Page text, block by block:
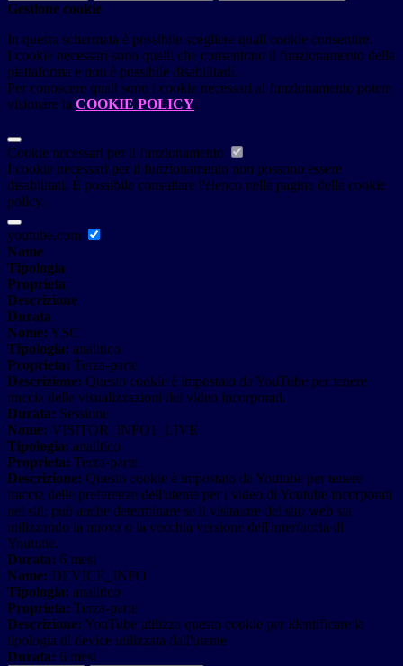
Gestione cookie
In questa schermata è possibile scegliere quali cookie consentire.
I cookie necessari sono quelli che consentono il funzionamento della
piattaforma e non è possibile disabilitarli.
Per conoscere quali sono i cookie necessari al funzionamento potete
visionare la COOKIE POLICY.
Cookie necessari per il funzionamento
I cookie necessari per il funzionamento non possono essere
disabilitati. È possibile consultare l'elenco nella pagina della cookie
policy.
youtube.com
Nome
Tipologia
Proprieta
Descrizione
Durata
Nome: YSC
Tipologia: analitico
Proprieta: Terza-parte
Descrizione: Questo cookie è impostato da YouTube per tenere
traccia delle visualizzazioni dei video incorporati.
Durata: Sessione
Nome: VISITOR_INFO1_LIVE
Tipologia: analitico
Proprieta: Terza-parte
Descrizione: Questo cookie è impostato da Youtube per tenere
traccia delle preferenze dell'utente per i video di Youtube incorporati
nei siti; può anche determinare se il visitatore del sito web sta
utilizzando la nuova o la vecchia versione dell'interfaccia di
Youtube.
Durata: 6 mesi
Nome: DEVICE_INFO
Tipologia: analitico
Proprieta: Terza-parte
Descrizione: YouTube utilizza questo cookie per identificare la
tipologia di device utilizzata dall'utente
Durata: 6 mesi